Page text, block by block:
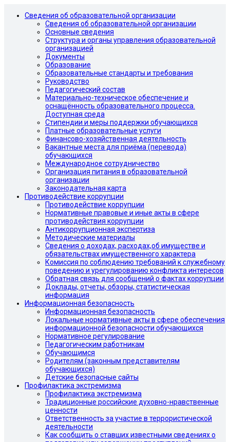
Сведения об образовательной организации
Сведения об образовательной организации
Основные сведения
Структура и органы управления образовательной
организацией
Документы
Образование
Образовательные стандарты и требования
Руководство
Педагогический состав
Материально-техническое обеспечение и
оснащённость образовательного процесса.
Доступная среда
Стипендии и меры поддержки обучающихся
Платные образовательные услуги
Финансово-хозяйственная деятельность
Вакантные места для приёма (перевода)
обучающихся
Международное сотрудничество
Организация питания в образовательной
организации
Законодательная карта
Противодействие коррупции
Противодействие коррупции
Нормативные правовые и иные акты в сфере
противодействия коррупции
Антикоррупционная экспертиза
Методические материалы
Сведения о доходах, расходах,об имуществе и
обязательствах имущественного характера
Комиссия по соблюдению требований к служебному
поведению и урегулированию конфликта интересов
Обратная связь для сообщений о фактах коррупции
Доклады, отчеты, обзоры, статистическая
информация
Информационная безопасность
Информационная безопасность
Локальные нормативные акты в сфере обеспечения
информационной безопасности обучающихся
Нормативное регулирование
Педагогическим работникам
Обучающимся
Родителям (законным представителям
обучающихся)
Детские безопасные сайты
Профилактика экстремизма
Профилактика экстремизма
Традиционные российские духовно-нравственные
ценности
Ответственность за участие в террористической
деятельности
Как сообщить о ставших известными сведениях о